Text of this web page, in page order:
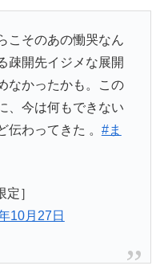
こそのあの慟哭なん
疎開先イジメな展開
なかったかも。この
、今は何もできない
伝わってきた 。 #ま
］
10月27日